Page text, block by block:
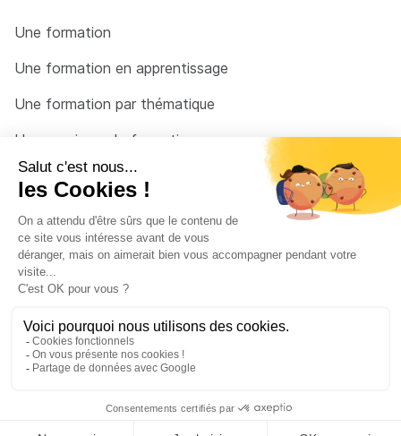
Une formation
Une formation en apprentissage
Une formation par thématique
Un organisme de formation
Un conseiller
Une solution pour raccrocher
© 2026 - Côté Formations - par Via Compétences
Menu Pied de page
Mentions Légales
Politique de confidentialité